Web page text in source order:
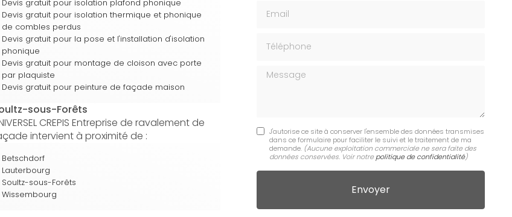
Devis gratuit pour isolation plafond phonique
Devis gratuit pour isolation thermique et phonique
de combles perdus
Devis gratuit pour la pose et l'installation d'isolation
phonique
Devis gratuit pour montage de cloison avec porte
par plaquiste
Devis gratuit pour peinture de façade maison
sous-Forêts
CREPIS Entreprise de ravalement de
intervient à proximité de :
Betschdorf
Lauterbourg
Soultz-sous-Forêts
Wissembourg
Message
J'autorise ce site à conserver l'ensemble des données transmises
dans ce formulaire pour faciliter le suivi et le traitement de ma
demande. (Aucune exploitation commerciale ne sera faite des
données conservées. Voir notre politique de confidentialité)